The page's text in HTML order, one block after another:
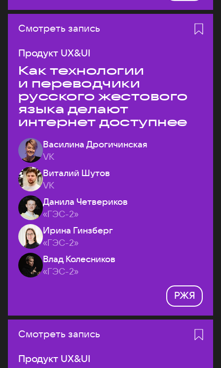
Смотреть запись
Продукт UX&UI
Как технологии
и переводчики
русского жестового
языка делают
интернет доступнее
Василина Дрогичинская
VK
Виталий Шутов
VK
Данила Четвериков
«ГЭС-2»
Ирина Гинзберг
«ГЭС-2»
Влад Колесников
«ГЭС-2»
РЖЯ
Смотреть запись
Продукт UX&UI